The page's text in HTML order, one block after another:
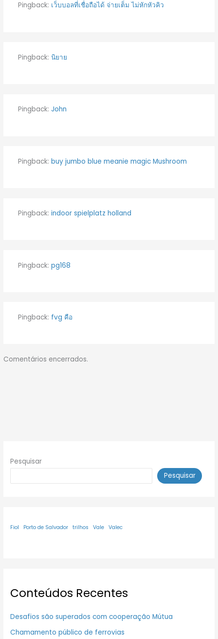
Pingback: เว็บบอลที่เชื่อถือได้ จ่ายเต็ม ไม่หักหัวคิว
Pingback: นิยาย
Pingback: John
Pingback: buy jumbo blue meanie magic Mushroom
Pingback: indoor spielplatz holland
Pingback: pg168
Pingback: fvg คือ
Comentários encerrados.
Pesquisar
Pesquisar
Fiol Porto de Salvador trilhos Vale Valec
Conteúdos Recentes
Desafios são superados com cooperação Mútua
Chamamento público de ferrovias